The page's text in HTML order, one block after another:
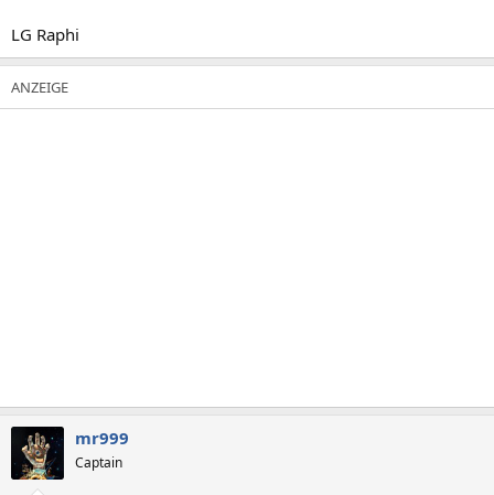
LG Raphi
mr999
Captain